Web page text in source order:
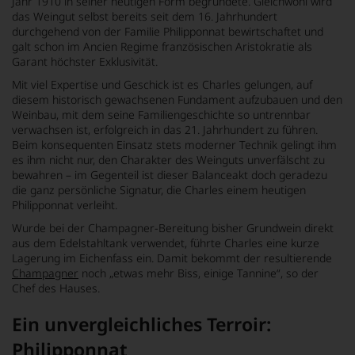
das Weingut selbst bereits seit dem 16. Jahrhundert
durchgehend von der Familie Philipponnat bewirtschaftet und
galt schon im Ancien Regime französischen Aristokratie als
Garant höchster Exklusivität.
Mit viel Expertise und Geschick ist es Charles gelungen, auf
diesem historisch gewachsenen Fundament aufzubauen und den
Weinbau, mit dem seine Familiengeschichte so untrennbar
verwachsen ist, erfolgreich in das 21. Jahrhundert zu führen.
Beim konsequenten Einsatz stets moderner Technik gelingt ihm
es ihm nicht nur, den Charakter des Weinguts unverfälscht zu
bewahren – im Gegenteil ist dieser Balanceakt doch geradezu
die ganz persönliche Signatur, die Charles einem heutigen
Philipponnat verleiht.
Wurde bei der Champagner-Bereitung bisher Grundwein direkt
aus dem Edelstahltank verwendet, führte Charles eine kurze
Lagerung im Eichenfass ein. Damit bekommt der resultierende
Champagner noch „etwas mehr Biss, einige Tannine“, so der
Chef des Hauses.
Ein unvergleichliches Terroir:
Philipponnat